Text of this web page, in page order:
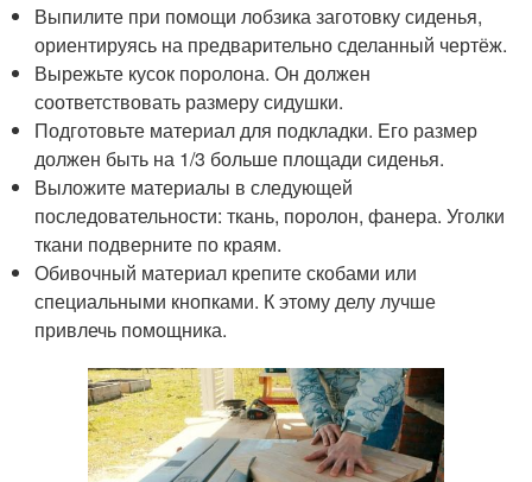
Выпилите при помощи лобзика заготовку сиденья,
ориентируясь на предварительно сделанный чертёж.
Вырежьте кусок поролона. Он должен
соответствовать размеру сидушки.
Подготовьте материал для подкладки. Его размер
должен быть на 1/3 больше площади сиденья.
Выложите материалы в следующей
последовательности: ткань, поролон, фанера. Уголки
ткани подверните по краям.
Обивочный материал крепите скобами или
специальными кнопками. К этому делу лучше
привлечь помощника.